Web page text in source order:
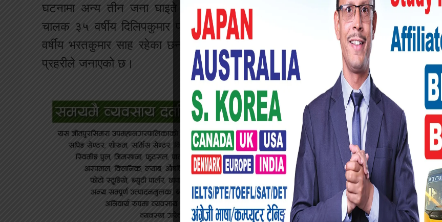
घटनामा अन्य तीन जना घाइते भएका छन्। घाइते हुनेमा ८४४४ नम्बरको मोटरसाइकलका
चालक ३५ वर्षीय दिलिपकुमार पटेल, ४६३७ नम्बरका चालक २२ वर्षीय राजा साह तथा १५
वर्षीय भरतकुमार साह रहेका छन्। उनीहरू सबैको कलैयास्थित अस्पतालमा उपचार भइरहेको
प्रहरीले जनाएको छ।